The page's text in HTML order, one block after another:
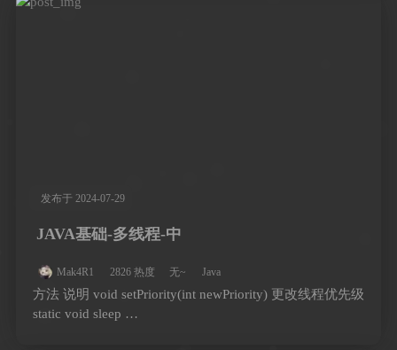
发布于 2024-07-29
JAVA基础-多线程-中
Mak4R1 2826 热度 无~ Java
方法 说明 void setPriority(int newPriority) 更改线程优先级
static void sleep …